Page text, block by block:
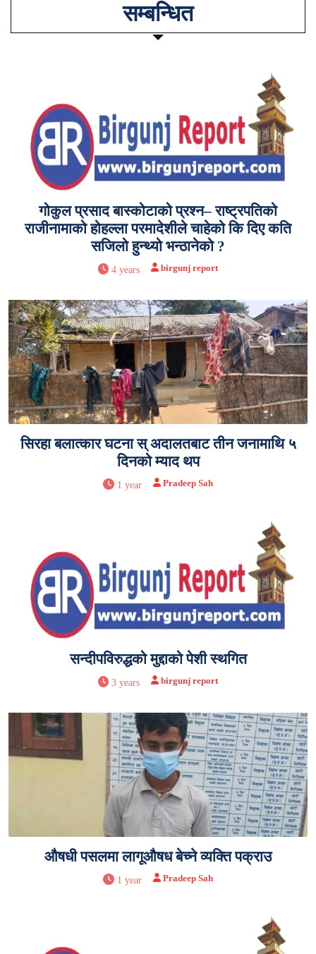
सम्बन्धित
गोकुल प्रसाद बास्कोटाको प्रश्न– राष्ट्रपतिको
राजीनामाको होहल्ला परमादेशीले चाहेको कि दिए कति
सजिलो हुन्थ्यो भन्ठानेको ?
4 years birgunj report
सिरहा बलात्कार घटना स् अदालतबाट तीन जनामाथि ५
दिनको म्याद थप
1 year Pradeep Sah
सन्दीपविरुद्धको मुद्दाको पेशी स्थगित
3 years birgunj report
औषधी पसलमा लागूऔषध बेच्ने व्यक्ति पक्राउ
1 year Pradeep Sah